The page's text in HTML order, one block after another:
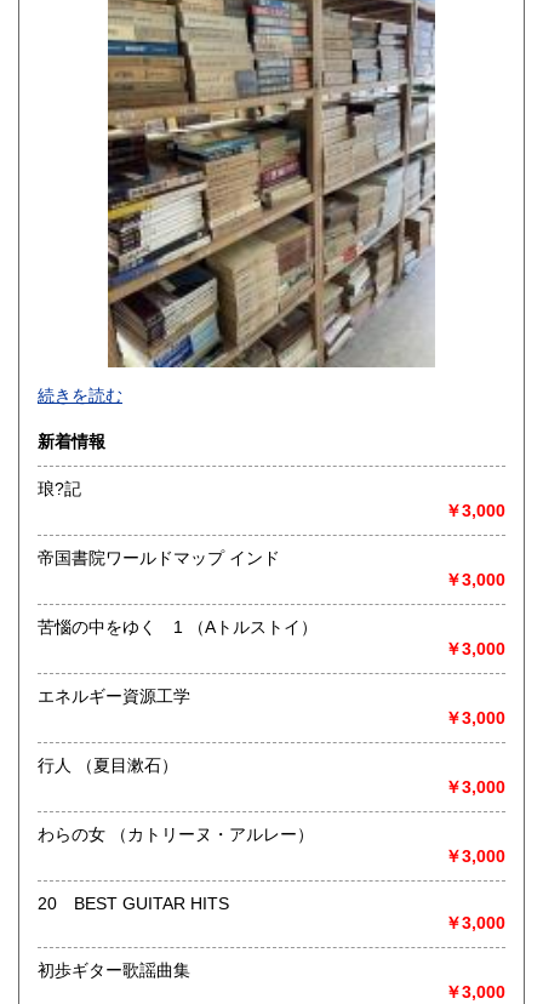
800円 大分県
800円 鹿児島県
1,500円
-
沿線名：-
最寄駅：-
営業時間：-
定休日：-
書籍の買取について
取り扱い分野
総記、哲学宗教、歴史、社会科学、自然科学、美術工芸、国
語国文、外国文学、古典籍、近代文献、趣味、外国書、サブ
カルチャー、古書一般（その他）
続きを読む
新着情報
琅?記
￥3,000
帝国書院ワールドマップ インド
￥3,000
苦惱の中をゆく 1 （Aトルストイ）
￥3,000
エネルギー資源工学
￥3,000
行人 （夏目漱石）
￥3,000
わらの女 （カトリーヌ・アルレー）
￥3,000
20 BEST GUITAR HITS
￥3,000
初歩ギター歌謡曲集
￥3,000